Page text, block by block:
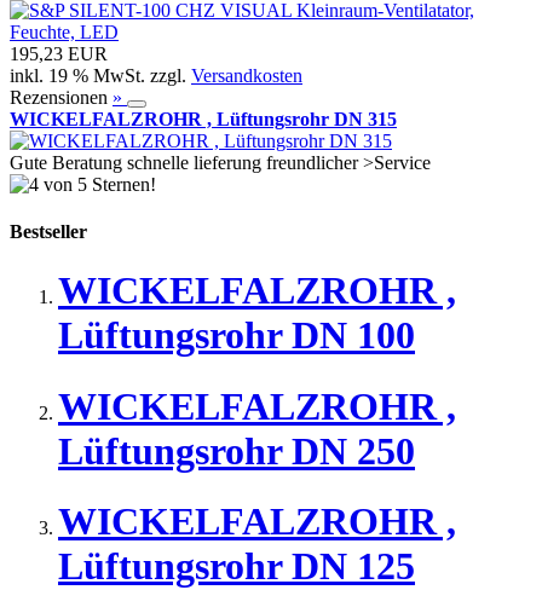
195,23 EUR
inkl. 19 % MwSt. zzgl. Versandkosten
Rezensionen »
WICKELFALZROHR , Lüftungsrohr DN 315
Gute Beratung schnelle lieferung freundlicher >Service
Bestseller
WICKELFALZROHR ,
Lüftungsrohr DN 100
WICKELFALZROHR ,
Lüftungsrohr DN 250
WICKELFALZROHR ,
Lüftungsrohr DN 125